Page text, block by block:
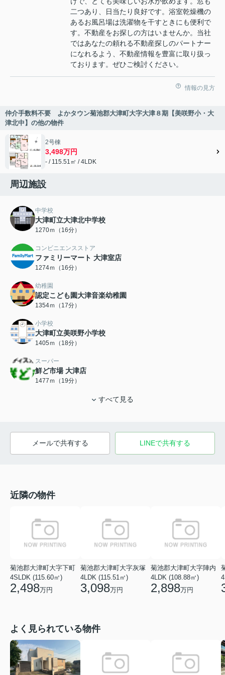
二つあり、日当たり良好です。浴室乾燥機の
あるお風呂場は洗濯物を干すときにも便利で
す。不動産をお探しの方はいませんか。当社
ではあなたの頼れる不動産探しのパートナー
になれるよう、不動産情報を豊富に取り扱っ
ております。ぜひご検討ください。
情報の見方
仲介手数料不要 よかタウン菊池郡大津町大字大津８期【美咲野小・大
津北中】の他の物件
2号棟
3,498万円
- / 115.51㎡ / 4LDK
周辺施設
中学校
大津町立大津北中学校
1270ｍ（16分）
コンビニエンスストア
ファミリーマート 大津室店
1274ｍ（16分）
幼稚園
認定こども園大津音楽幼稚園
1354ｍ（17分）
小学校
大津町立美咲野小学校
1405ｍ（18分）
スーパー
鮮ど市場 大津店
1477ｍ（19分）
すべて見る
メールで共有する LINEで共有する
近隣の物件
菊池郡大津町大字下町
4SLDK (115.60㎡)
2,498万円
菊池郡大津町大字灰塚
4LDK (115.51㎡)
3,098万円
菊池郡大津町大字陣内
4LDK (108.88㎡)
2,898万円
よく見られている物件